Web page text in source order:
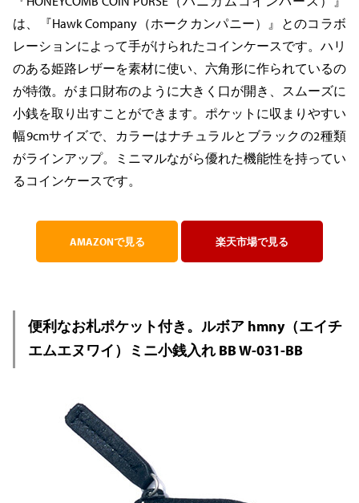
は、『Hawk Company（ホークカンパニー）』とのコラボ
レーションによって手がけられたコインケースです。ハリ
のある姫路レザーを素材に使い、六角形に作られているの
が特徴。がま口財布のように大きく口が開き、スムーズに
小銭を取り出すことができます。ポケットに収まりやすい
幅9cmサイズで、カラーはナチュラルとブラックの2種類
がラインアップ。ミニマルながら優れた機能性を持ってい
るコインケースです。
AMAZONで見る 楽天市場で見る
便利なお札ポケット付き。ルボア hmny（エイチ
エムエヌワイ）ミニ小銭入れ BB W-031-BB